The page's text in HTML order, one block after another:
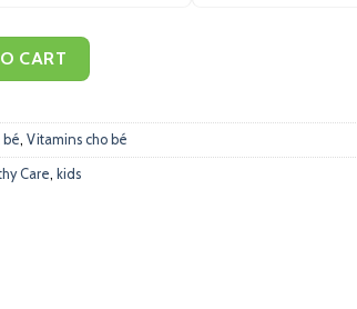
cho bé (60 viên) quantity
CART
bé, Vitamins cho bé
Care, kids